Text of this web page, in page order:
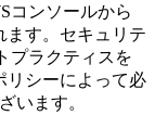
コンソールから
ます。セキュリテ
プラクティスを
リシーによって必
います。